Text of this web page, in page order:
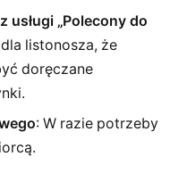
usługi „Polecony do
listonosza, że
doręczane
: W razie potrzeby